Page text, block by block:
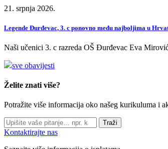
21. srpnja 2026.
Legende Đurđevac, 3. c ponovno među najboljima u
Naši učenici 3. c razreda OŠ Đurđevac Eva
sve obavijesti
Želite znati više?
Potražite više informacija oko našeg kurikuluma i
Traži
Kontaktirajte nas